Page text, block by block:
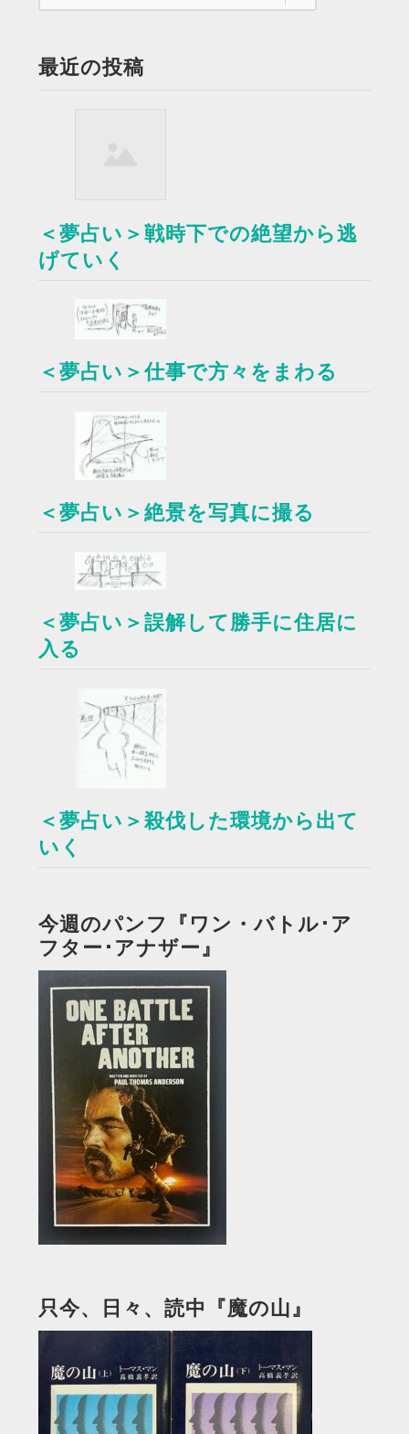
最近の投稿
＜夢占い＞戦時下での絶望から逃
げていく
＜夢占い＞仕事で方々をまわる
＜夢占い＞絶景を写真に撮る
＜夢占い＞誤解して勝手に住居に
入る
＜夢占い＞殺伐した環境から出て
いく
今週のパンフ『ワン・バトル･ア
フター･アナザー』
只今、日々、読中『魔の山』